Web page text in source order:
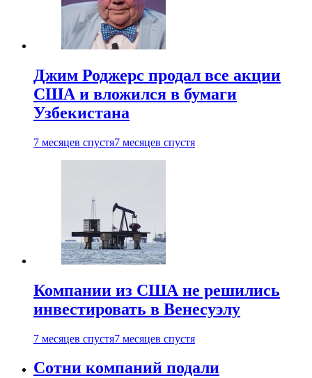
Джим Роджерс продал все акции
США и вложился в бумаги
Узбекистана
7 месяцев спустя7 месяцев спустя
Компании из США не решились
инвестировать в Венесуэлу
7 месяцев спустя7 месяцев спустя
Сотни компаний подали